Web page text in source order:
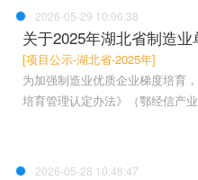
2026-05-29 10:06:38
关于2025年湖北省制造
[项目公示-湖北省-2025年]
为加强制造业优质企业梯度培育
培育管理认定办法》（鄂经信产
2026-05-28 10:48:47